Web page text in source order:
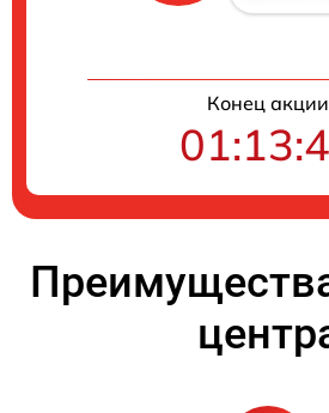
Конец акции